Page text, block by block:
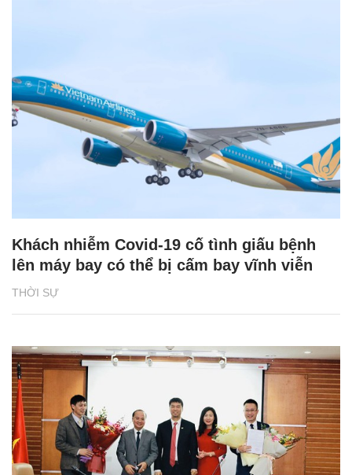
THỜI SỰ
Khách nhiễm Covid-19 cố tình giấu bệnh
lên máy bay có thể bị cấm bay vĩnh viễn